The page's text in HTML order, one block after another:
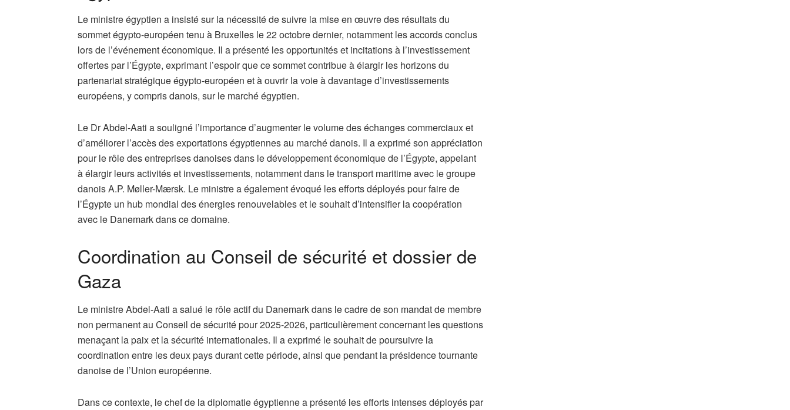
Le ministre égyptien a insisté sur la nécessité de suivre la mise en œuvre des résultats du
sommet égypto-européen tenu à Bruxelles le 22 octobre dernier, notamment les accords conclus
lors de l’événement économique. Il a présenté les opportunités et incitations à l’investissement
offertes par l’Égypte, exprimant l’espoir que ce sommet contribue à élargir les horizons du
partenariat stratégique égypto-européen et à ouvrir la voie à davantage d’investissements
européens, y compris danois, sur le marché égyptien.
Le Dr Abdel-Aati a souligné l’importance d’augmenter le volume des échanges commerciaux et
d’améliorer l’accès des exportations égyptiennes au marché danois. Il a exprimé son appréciation
pour le rôle des entreprises danoises dans le développement économique de l’Égypte, appelant
à élargir leurs activités et investissements, notamment dans le transport maritime avec le groupe
danois A.P. Møller-Mærsk. Le ministre a également évoqué les efforts déployés pour faire de
l’Égypte un hub mondial des énergies renouvelables et le souhait d’intensifier la coopération
avec le Danemark dans ce domaine.
Coordination au Conseil de sécurité et dossier de
Gaza
Le ministre Abdel-Aati a salué le rôle actif du Danemark dans le cadre de son mandat de membre
non permanent au Conseil de sécurité pour 2025-2026, particulièrement concernant les questions
menaçant la paix et la sécurité internationales. Il a exprimé le souhait de poursuivre la
coordination entre les deux pays durant cette période, ainsi que pendant la présidence tournante
danoise de l’Union européenne.
Dans ce contexte, le chef de la diplomatie égyptienne a présenté les efforts intenses déployés par